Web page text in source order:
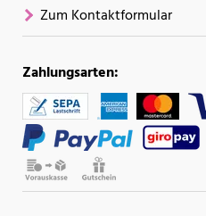
Zum Kontaktformular
Zahlungsarten: